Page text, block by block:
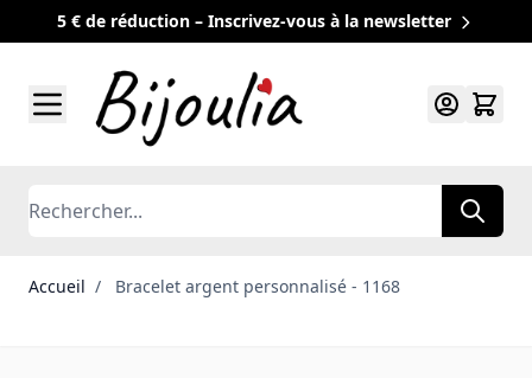
5 € de réduction – Inscrivez-vous à la newsletter
Rechercher
Accueil / Bracelet argent personnalisé - 1168